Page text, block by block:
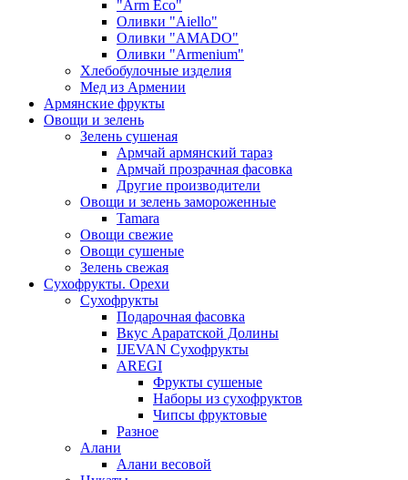
"Arm Eco"
Оливки "Aiello"
Оливки "AMADO"
Оливки "Armenium"
Хлебобулочные изделия
Мед из Армении
Армянские фрукты
Овощи и зелень
Зелень сушеная
Армчай армянский тараз
Армчай прозрачная фасовка
Другие производители
Овощи и зелень замороженные
Tamara
Овощи свежие
Овощи сушеные
Зелень свежая
Сухофрукты. Орехи
Сухофрукты
Подарочная фасовка
Вкус Араратской Долины
IJEVAN Сухофрукты
AREGI
Фрукты сушеные
Наборы из сухофруктов
Чипсы фруктовые
Разное
Алани
Алани весовой